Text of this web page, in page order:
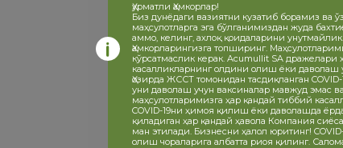
Ҳурматли Ҳамкорлар!
Биз дунёдаги вазиятни кузатиб борамиз ва
маҳсулотларга эга бўлганимиздан жуда
аммо, келинг, ахлоқ қоидаларини
Ҳамкорларингизга топширинг.
кўрсатмаслик керак. Acumullit SA дражелари
касалликларнинг олдини олиш ёки даволаш
Ҳозирда ЖССТ томонидан тасдиқланган
уни даволаш учун ваксиналар мавжуд эмас
маҳсулотларимизга ҳар қандай тиббий
COVID-19ни ҳимоя қилиш ёки даволашда
қиладиган ҳар қандай ҳавола Компания
ман этилади. Бизнесни ҳалол юритинг!
олиш чораларига албатта риоя қилинг.